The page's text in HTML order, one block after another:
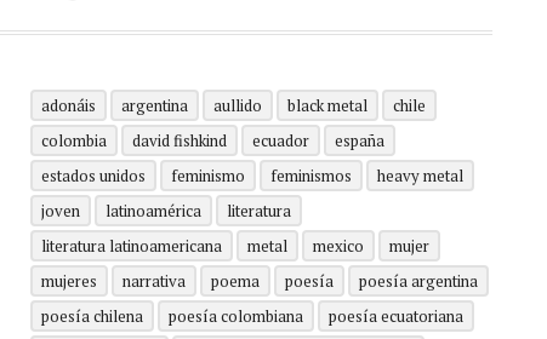
adonáis argentina aullido black metal
chile
colombia
david fishkind ecuador
españa
estados unidos
feminismo feminismos
heavy metal
joven
latinoamérica
literatura
literatura latinoamericana
metal mexico
mujer
mujeres
narrativa poema poesía
poesía argentina
poesía chilena
poesía colombiana
poesía ecuatoriana